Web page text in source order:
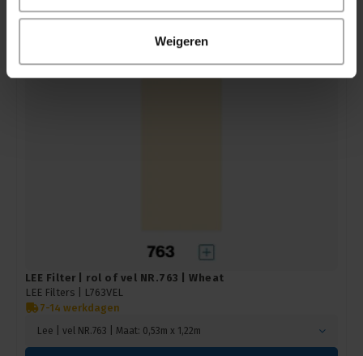
Weigeren
LEE Filter | rol of vel NR.763 | Wheat
LEE Filters |
L763VEL
7-14 werkdagen
Lee | vel NR.763 | Maat: 0,53m x 1,22m